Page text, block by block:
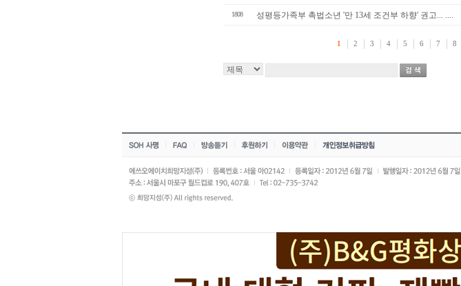
1808 성평등가족부 촉법소년 '만 13세 조건부 하향' 권고... ....
1 2 3 4 5 6 7 8